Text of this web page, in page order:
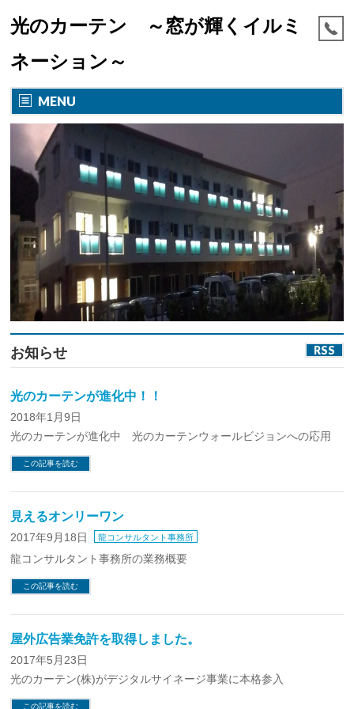
光のカーテン ～窓が輝くイルミ
ネーション～
MENU
お知らせ RSS
光のカーテンが進化中！！
2018年1月9日
光のカーテンが進化中 光のカーテンウォールビジョンへの応用
この記事を読む
見えるオンリーワン
2017年9月18日 龍コンサルタント事務所
龍コンサルタント事務所の業務概要
この記事を読む
屋外広告業免許を取得しました。
2017年5月23日
光のカーテン(株)がデジタルサイネージ事業に本格参入
この記事を読む